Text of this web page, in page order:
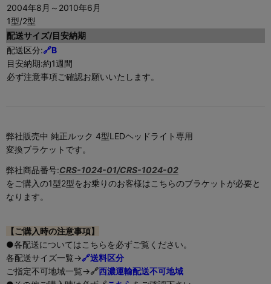
2004年8月～2010年6月
1型/2型
配送サイズ/目安納期
配送区分:🔗B
目安納期:約1週間
必ず注意事項ご確認お願いいたします。
弊社販売中 純正ルック 4型LEDヘッドライト専用
変換ブラケットです。
弊社商品番号:CRS-1024-01/CRS-1024-02
をご購入の1型2型をお乗りのお客様はこちらのブラケットが必要と
なります。
【ご購入時の注意事項】
●各配送についてはこちらを必ずご覧ください。
各配送サイズ一覧→🔗送料区分
ご指定不可地域一覧→🔗西濃運輸配送不可地域